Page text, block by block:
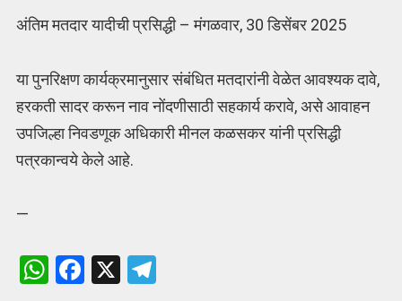
अंतिम मतदार यादीची प्रसिद्धी – मंगळवार, 30 डिसेंबर 2025
या पुनरिक्षण कार्यक्रमानुसार संबंधित मतदारांनी वेळेत आवश्यक दावे,
हरकती सादर करून नाव नोंदणीसाठी सहकार्य करावे, असे आवाहन
उपजिल्हा निवडणूक अधिकारी मीनल कळसकर यांनी प्रसिद्धी
पत्रकान्वये केले आहे.
—
W F X T